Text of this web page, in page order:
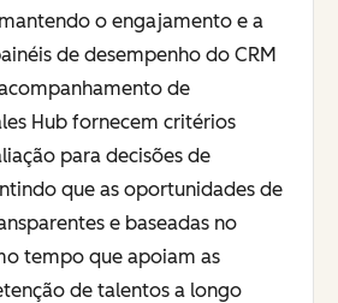
o engajamento e a
de desempenho do CRM
de
Hub fornecem critérios
para decisões de
que as oportunidades de
e baseadas no
tempo que apoiam as
de talentos a longo